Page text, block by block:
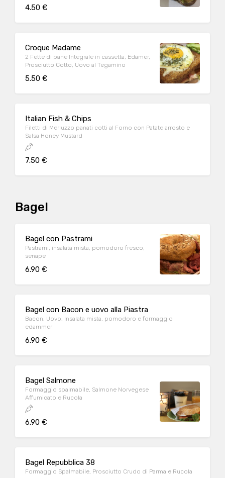
4.50 €
Croque Madame
2 Fette di pane Integrale in cassetta, Edamer,
Prosciutto Cotto, Uovo al Tegamino
5.50 €
Italian Fish & Chips
Filetti di Merluzzo panati cotti al Forno con Patate arrosto e
Salsa Honey Mustard
7.50 €
Bagel
Bagel con Pastrami
Pastrami, insalata mista, pomodoro fresco,
senape
6.90 €
Bagel con Bacon e uovo alla Piastra
Bacon, Uovo, Insalata mista, pomodoro e formaggio
edammer
6.90 €
Bagel Salmone
Formaggio spalmabile, Salmone Norvegese
Affumicato e Rucola
6.90 €
Bagel Repubblica 38
Formaggio Spalmabile, Prosciutto Crudo di Parma e Rucola